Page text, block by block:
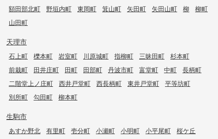
額田部北町
野垣内町 東岡町 箕山町 矢田町 矢田山町 柳
柳町
山田町
天理市
石上町 櫟本町 岩室町 川原城町 指柳町 三昧田町
杉本町
前栽町
田井庄町 田町 田部町 丹波市町 富堂町 中町
長柄町
二階堂上ノ庄町
西井戸堂町 西長柄町 東井戸堂町
平等坊町
別所町
勾田町 柳本町
生駒市
あすか野北 有里町 壱分町 小瀬町 小明町 小平尾町
桜ケ丘